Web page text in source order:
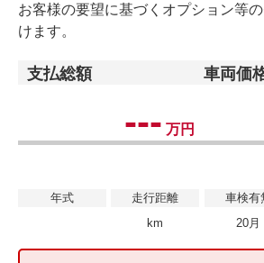
お客様の要望に基づくオプション等
けます。
支払総額
--- 万円
車両価
年式
走行距離
km
車検有
20月